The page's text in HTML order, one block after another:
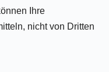
Ihre
nicht von Dritten